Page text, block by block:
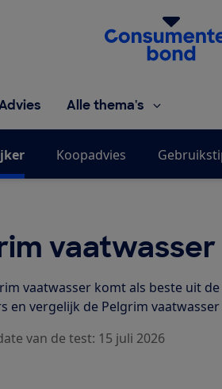
Homepage van de
Alle thema's
Koopadvies
vaatwasser
vaatwasser komt als beste uit
en vergelijk de Pelgrim
van de test: 15 juli 2026